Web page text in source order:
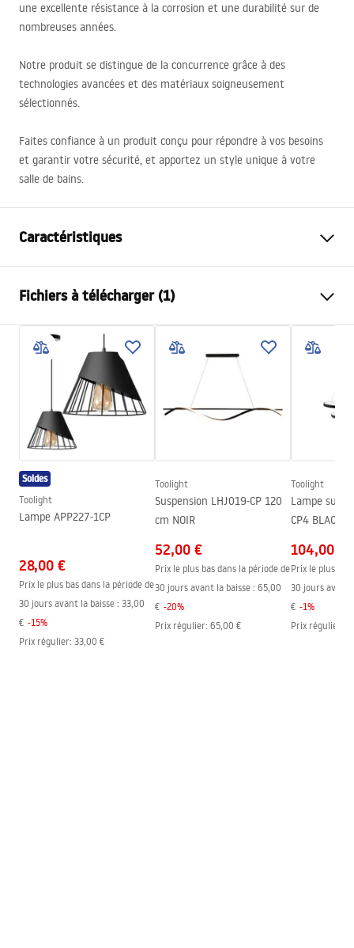
une excellente résistance à la corrosion et une durabilité sur de
nombreuses années.
Notre produit se distingue de la concurrence grâce à des
technologies avancées et des matériaux soigneusement
sélectionnés.
Faites confiance à un produit conçu pour répondre à vos besoins
et garantir votre sécurité, et apportez un style unique à votre
salle de bains.
Caractéristiques
Type de siphon
Longueur du drain (cm)
90
Matériau de drainage
Acier inoxydable AISI 304
Noir
Type de couverture
unilatéral(e) pour coller un
carreau
Capacité
Revêtement
Garantie
120 mois pour la structure en
acier, 24 mois pour les autres
Fichiers à télécharger (1)
Instructions de montage
LINEAR-3.pdf
Soldes
Toolight
Lampe APP227-1CP
28,00 €
Prix le plus bas dans la période de
30 jours avant la baisse : 33,00
€ -15%
Prix régulier: 33,00 €
Toolight
Suspension LHJ019-CP 120
cm NOIR
52,00 €
Prix le plus bas dans la période de
30 jours avant la baisse : 65,00
€ -20%
Prix régulier: 65,00 €
Toolight
Lampe
CP4 BLACK
104,00 €
Prix le plus
30 jours avant
€ -1%
Prix régulier